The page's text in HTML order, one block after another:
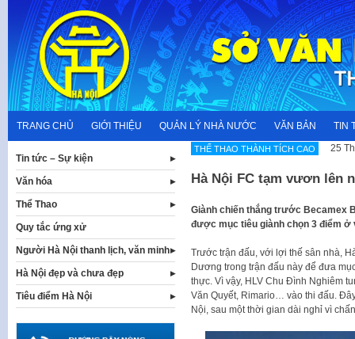
content
TRANG CHỦ GIỚI THIỆU QUẢN LÝ NHÀ NƯỚC VĂN BẢN TIN
THẾ THAO THÀNH TÍCH CAO 25
Hà Nội FC tạm vươn lên
Giành chiến thắng trước Becamex
được mục tiêu giành chọn 3 điểm ở
Trước trận đấu, với lợi thế sân nhà,
Dương trong trận đấu này để đưa
thực. Vì vậy, HLV Chu Đình Nghiêm
Văn Quyết, Rimario… vào thi đấu.
Nội, sau một thời gian dài nghỉ vì
Tin tức – Sự kiện
Văn hóa
Thể Thao
Quy tắc ứng xử
Người Hà Nội thanh lịch, văn minh
Hà Nội đẹp và chưa đẹp
Tiêu điểm Hà Nội